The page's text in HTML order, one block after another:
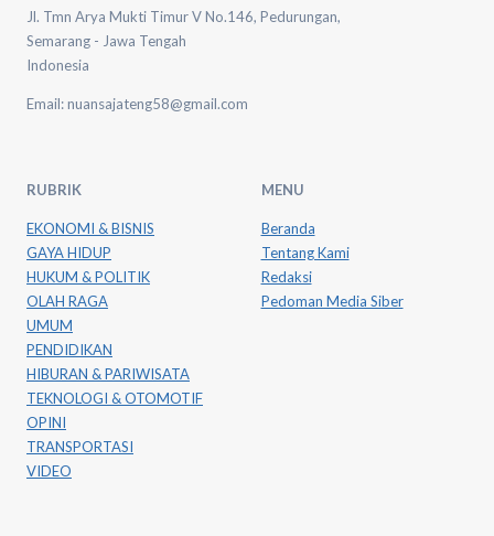
Jl. Tmn Arya Mukti Timur V No.146, Pedurungan,
Semarang - Jawa Tengah
Indonesia
Email: nuansajateng58@gmail.com
RUBRIK
EKONOMI & BISNIS
GAYA HIDUP
HUKUM & POLITIK
OLAH RAGA
UMUM
PENDIDIKAN
HIBURAN & PARIWISATA
TEKNOLOGI & OTOMOTIF
OPINI
TRANSPORTASI
VIDEO
MENU
Beranda
Tentang Kami
Redaksi
Pedoman Media Siber